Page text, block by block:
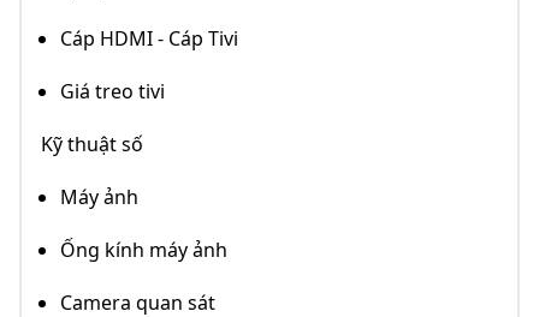
Cáp HDMI - Cáp Tivi
Giá treo tivi
Kỹ thuật số
Máy ảnh
Ống kính máy ảnh
Camera quan sát